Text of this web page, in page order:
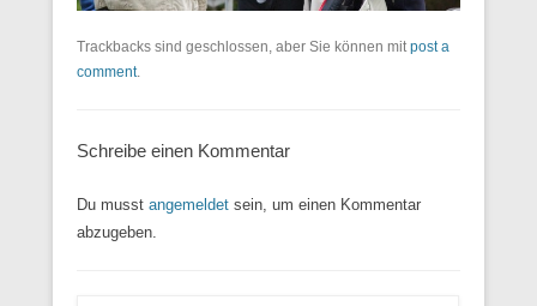
Trackbacks sind geschlossen, aber Sie können mitpost a
comment.
Schreibe einen Kommentar
Du musst angemeldet sein, um einen Kommentar
abzugeben.